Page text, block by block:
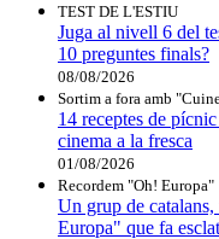
TEST DE L'ESTIU
Juga al nivell 6 del
10 preguntes finals?
08/08/2026
Sortim a fora amb
14 receptes de
cinema a la fresca
01/08/2026
Recordem "Oh! Europa"
Un grup de
Europa" que fa